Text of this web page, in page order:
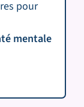
pour
mentale